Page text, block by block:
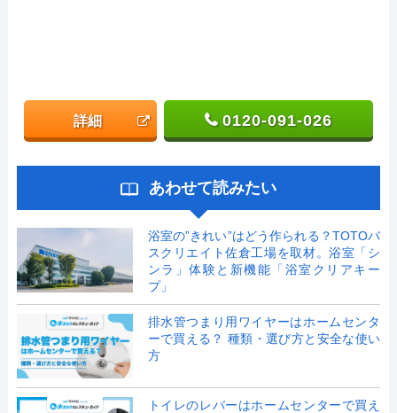
詳細 0120-091-026
あわせて読みたい
浴室の”きれい”はどう作られる？TOTOバ
スクリエイト佐倉工場を取材。浴室「シ
ンラ」体験と新機能「浴室クリアキー
プ」
排水管つまり用ワイヤーはホームセンタ
ーで買える？ 種類・選び方と安全な使い
方
トイレのレバーはホームセンターで買え